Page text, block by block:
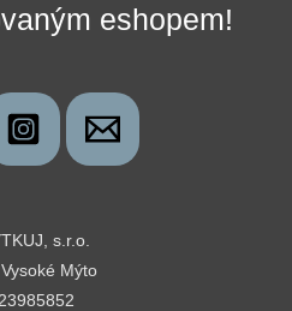
eshopem!
s.r.o.
Mýto